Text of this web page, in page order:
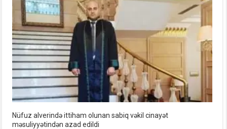
Nüfuz alverində ittiham olunan sabiq vəkil cinayət
məsuliyyətindən azad edildi